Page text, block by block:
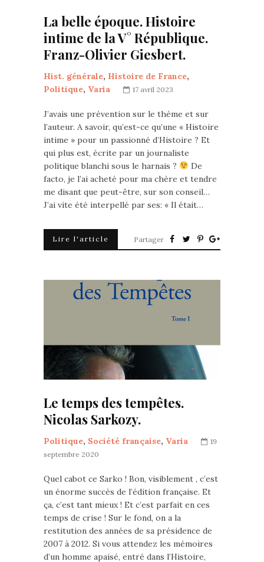
La belle époque. Histoire
intime de la V° République.
Franz-Olivier Giesbert.
Hist. générale, Histoire de France,
Politique, Varia 17 avril 2023
J’avais une prévention sur le thème et sur
l’auteur. A savoir, qu’est-ce qu’une « Histoire
intime » pour un passionné d’Histoire ? Et
qui plus est, écrite par un journaliste
politique blanchi sous le harnais ?
De
facto, je l’ai acheté pour ma chère et tendre
me disant que peut-être, sur son conseil…
J’ai vite été interpellé par ses: « Il était…
Lire l'article Partager
Le temps des tempêtes.
Nicolas Sarkozy.
Politique, Société française, Varia
19
septembre 2020
Quel cabot ce Sarko ! Bon, visiblement , c’est
un énorme succès de l’édition française. Et
ça, c’est tant mieux ! Et c’est parfait en ces
temps de crise ! Sur le fond, on a la
restitution des années de sa présidence de
2007 à 2012. Si vous attendez les mémoires
d’un homme apaisé, entré dans l’Histoire,